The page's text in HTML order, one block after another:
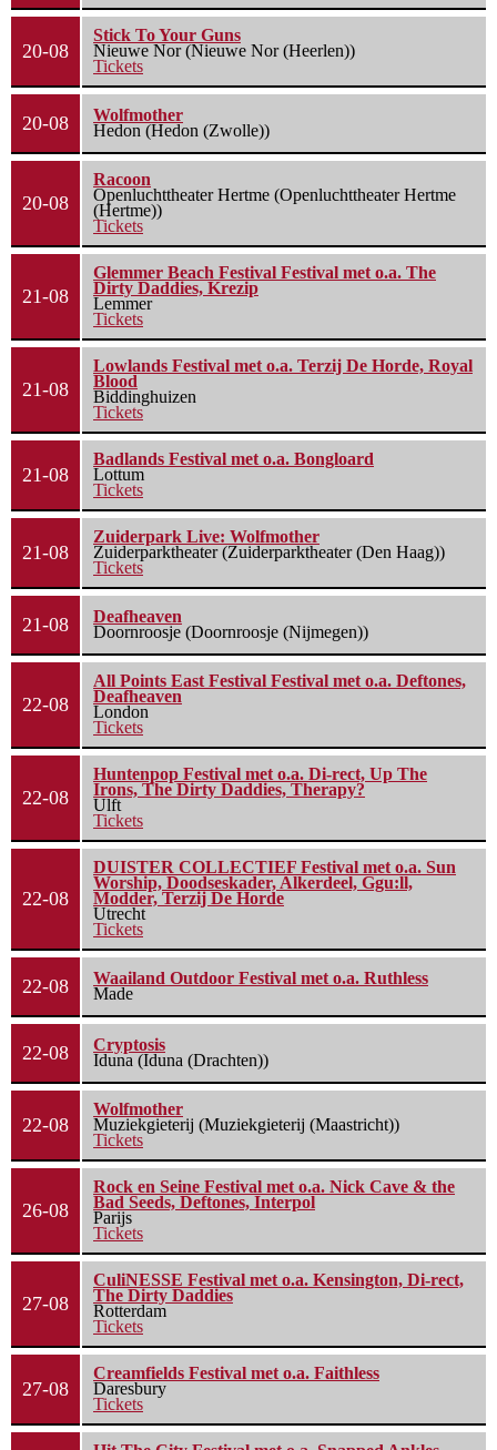
20-08
Stick To Your Guns
Nieuwe Nor (Nieuwe Nor (Heerlen))
Tickets
20-08
Wolfmother
Hedon (Hedon (Zwolle))
20-08
Racoon
Openluchttheater Hertme (Openluchttheater Hertme
(Hertme))
Tickets
21-08
Glemmer Beach Festival Festival met o.a. The
Dirty Daddies, Krezip
Lemmer
Tickets
21-08
Lowlands Festival met o.a. Terzij De Horde, Royal
Blood
Biddinghuizen
Tickets
21-08
Badlands Festival met o.a. Bongloard
Lottum
Tickets
21-08
Zuiderpark Live: Wolfmother
Zuiderparktheater (Zuiderparktheater (Den Haag))
Tickets
21-08
Deafheaven
Doornroosje (Doornroosje (Nijmegen))
22-08
All Points East Festival Festival met o.a. Deftones,
Deafheaven
London
Tickets
22-08
Huntenpop Festival met o.a. Di-rect, Up The
Irons, The Dirty Daddies, Therapy?
Ulft
Tickets
22-08
DUISTER COLLECTIEF Festival met o.a. Sun
Worship, Doodseskader, Alkerdeel, Ggu:ll,
Modder, Terzij De Horde
Utrecht
Tickets
22-08
Waailand Outdoor Festival met o.a. Ruthless
Made
22-08
Cryptosis
Iduna (Iduna (Drachten))
22-08
Wolfmother
Muziekgieterij (Muziekgieterij (Maastricht))
Tickets
26-08
Rock en Seine Festival met o.a. Nick Cave & the
Bad Seeds, Deftones, Interpol
Parijs
Tickets
27-08
CuliNESSE Festival met o.a. Kensington, Di-rect,
The Dirty Daddies
Rotterdam
Tickets
27-08
Creamfields Festival met o.a. Faithless
Daresbury
Tickets